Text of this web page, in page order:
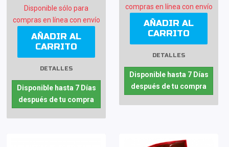
Disponible sólo para
compras en línea con envío
AÑADIR AL
CARRITO
DETALLES
Disponible hasta 7 Días
después de tu compra
compras en línea con envío
AÑADIR AL
CARRITO
DETALLES
Disponible hasta 7 Días
después de tu compra